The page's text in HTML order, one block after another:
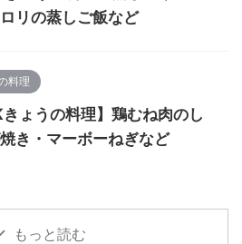
リの蒸しご飯など
料理
きょうの料理】鶏むね肉のし
き・マーボーねぎなど
もっと読む